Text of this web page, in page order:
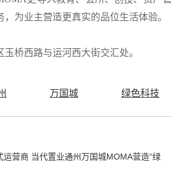
，为业主营造更真实的品位生活体验。
桥西路与运河西大街交汇处。
万国城 绿色科技
运营商 当代置业通州万国城MOMA营造“绿